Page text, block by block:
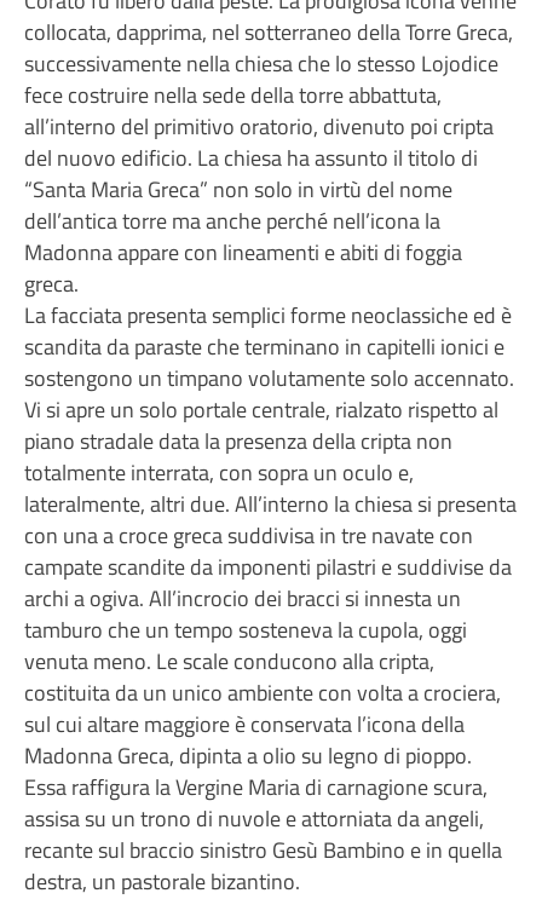
collocata, dapprima, nel sotterraneo della Torre Greca,
successivamente nella chiesa che lo stesso Lojodice
fece costruire nella sede della torre abbattuta,
all’interno del primitivo oratorio, divenuto poi cripta
del nuovo edificio. La chiesa ha assunto il titolo di
“Santa Maria Greca” non solo in virtù del nome
dell’antica torre ma anche perché nell’icona la
Madonna appare con lineamenti e abiti di foggia
greca.
La facciata presenta semplici forme neoclassiche ed è
scandita da paraste che terminano in capitelli ionici e
sostengono un timpano volutamente solo accennato.
Vi si apre un solo portale centrale, rialzato rispetto al
piano stradale data la presenza della cripta non
totalmente interrata, con sopra un oculo e,
lateralmente, altri due. All’interno la chiesa si presenta
con una a croce greca suddivisa in tre navate con
campate scandite da imponenti pilastri e suddivise da
archi a ogiva. All’incrocio dei bracci si innesta un
tamburo che un tempo sosteneva la cupola, oggi
venuta meno. Le scale conducono alla cripta,
costituita da un unico ambiente con volta a crociera,
sul cui altare maggiore è conservata l’icona della
Madonna Greca, dipinta a olio su legno di pioppo.
Essa raffigura la Vergine Maria di carnagione scura,
assisa su un trono di nuvole e attorniata da angeli,
recante sul braccio sinistro Gesù Bambino e in quella
destra, un pastorale bizantino.